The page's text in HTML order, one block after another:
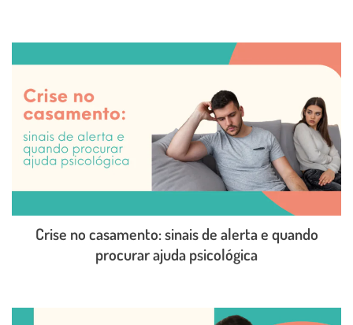
Crise no casamento: sinais de alerta e quando
procurar ajuda psicológica